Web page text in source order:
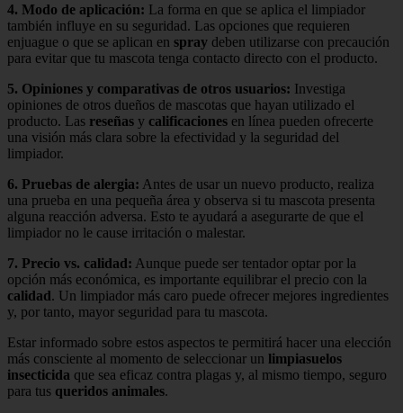
4. Modo de aplicación: La forma en que se aplica el limpiador
también influye en su seguridad. Las opciones que requieren
enjuague o que se aplican en spray deben utilizarse con precaución
para evitar que tu mascota tenga contacto directo con el producto.
5. Opiniones y comparativas de otros usuarios: Investiga
opiniones de otros dueños de mascotas que hayan utilizado el
producto. Las reseñas y calificaciones en línea pueden ofrecerte
una visión más clara sobre la efectividad y la seguridad del
limpiador.
6. Pruebas de alergia: Antes de usar un nuevo producto, realiza
una prueba en una pequeña área y observa si tu mascota presenta
alguna reacción adversa. Esto te ayudará a asegurarte de que el
limpiador no le cause irritación o malestar.
7. Precio vs. calidad: Aunque puede ser tentador optar por la
opción más económica, es importante equilibrar el precio con la
calidad. Un limpiador más caro puede ofrecer mejores ingredientes
y, por tanto, mayor seguridad para tu mascota.
Estar informado sobre estos aspectos te permitirá hacer una elección
más consciente al momento de seleccionar un limpiasuelos
insecticida que sea eficaz contra plagas y, al mismo tiempo, seguro
para tus queridos animales.